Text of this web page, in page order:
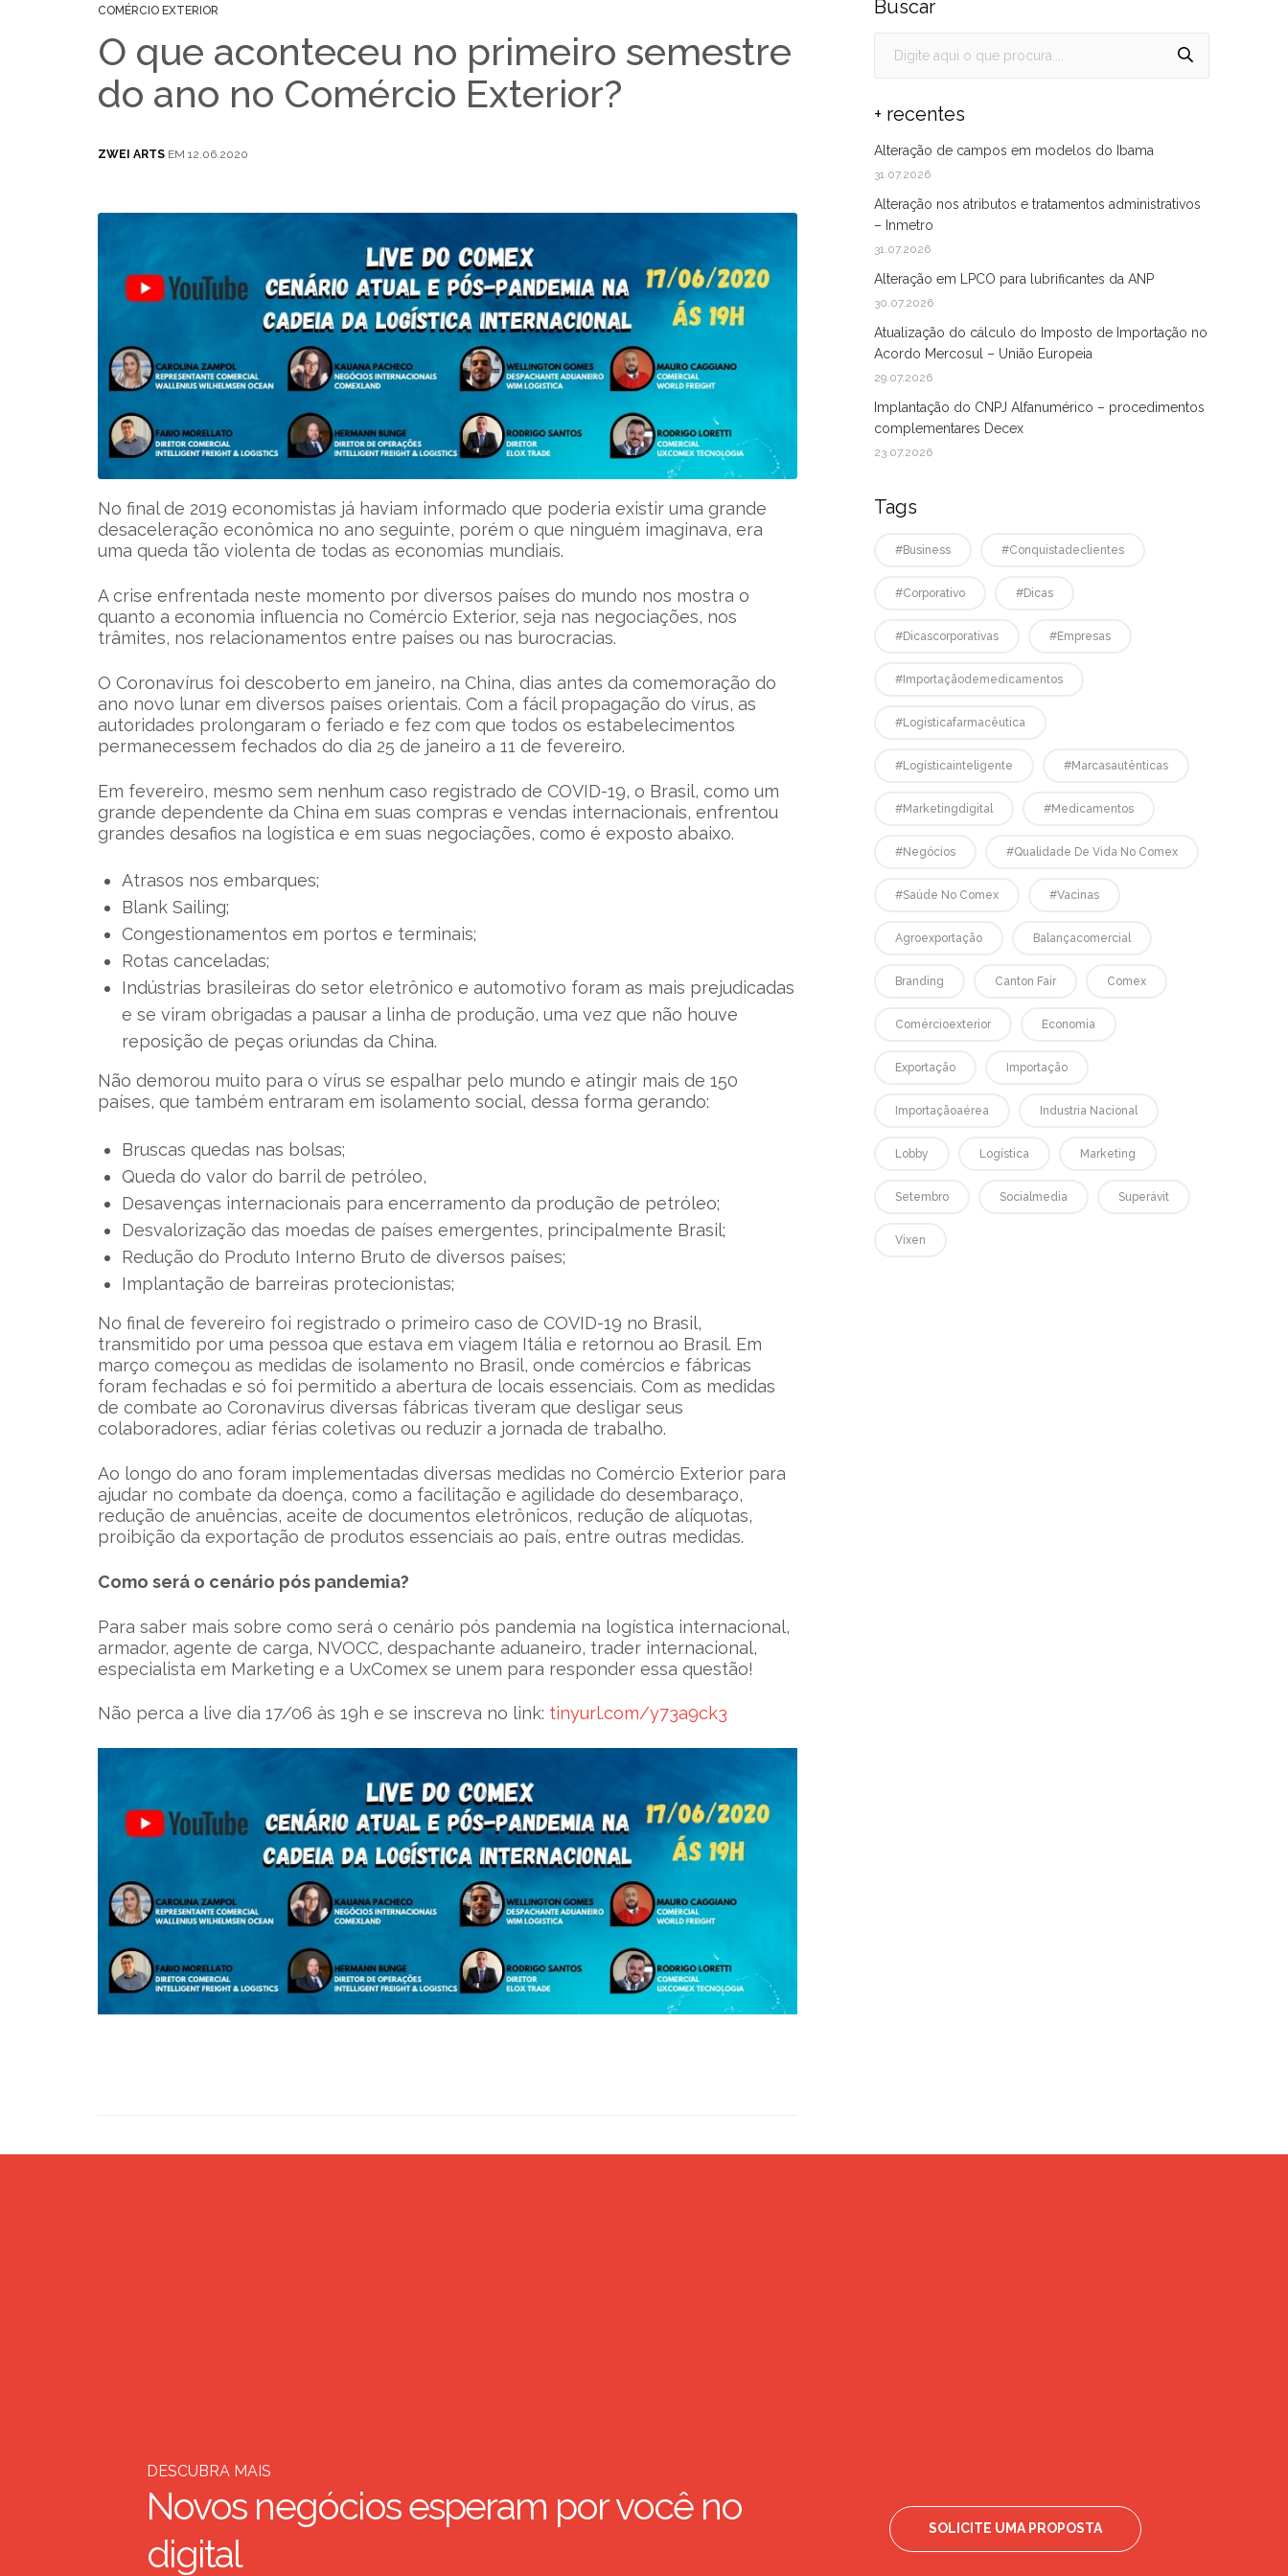
COMÉRCIO EXTERIOR
O que aconteceu no primeiro semestre
do ano no Comércio Exterior?
ZWEI ARTS EM 12.06.2020
No final de 2019 economistas já haviam informado que poderia existir uma grande
desaceleração econômica no ano seguinte, porém o que ninguém imaginava, era
uma queda tão violenta de todas as economias mundiais.
A crise enfrentada neste momento por diversos países do mundo nos mostra o
quanto a economia influencia no Comércio Exterior, seja nas negociações, nos
trâmites, nos relacionamentos entre países ou nas burocracias.
O Coronavírus foi descoberto em janeiro, na China, dias antes da comemoração do
ano novo lunar em diversos países orientais. Com a fácil propagação do vírus, as
autoridades prolongaram o feriado e fez com que todos os estabelecimentos
permanecessem fechados do dia 25 de janeiro a 11 de fevereiro.
Em fevereiro, mesmo sem nenhum caso registrado de COVID-19, o Brasil, como um
grande dependente da China em suas compras e vendas internacionais, enfrentou
grandes desafios na logística e em suas negociações, como é exposto abaixo.
Atrasos nos embarques;
Blank Sailing;
Congestionamentos em portos e terminais;
Rotas canceladas;
Indústrias brasileiras do setor eletrônico e automotivo foram as mais prejudicadas
e se viram obrigadas a pausar a linha de produção, uma vez que não houve
reposição de peças oriundas da China.
Não demorou muito para o vírus se espalhar pelo mundo e atingir mais de 150
países, que também entraram em isolamento social, dessa forma gerando:
Bruscas quedas nas bolsas;
Queda do valor do barril de petróleo,
Desavenças internacionais para encerramento da produção de petróleo;
Desvalorização das moedas de países emergentes, principalmente Brasil;
Redução do Produto Interno Bruto de diversos países;
Implantação de barreiras protecionistas;
No final de fevereiro foi registrado o primeiro caso de COVID-19 no Brasil,
transmitido por uma pessoa que estava em viagem Itália e retornou ao Brasil. Em
março começou as medidas de isolamento no Brasil, onde comércios e fábricas
foram fechadas e só foi permitido a abertura de locais essenciais. Com as medidas
de combate ao Coronavírus diversas fábricas tiveram que desligar seus
colaboradores, adiar férias coletivas ou reduzir a jornada de trabalho.
Ao longo do ano foram implementadas diversas medidas no Comércio Exterior para
ajudar no combate da doença, como a facilitação e agilidade do desembaraço,
redução de anuências, aceite de documentos eletrônicos, redução de alíquotas,
proibição da exportação de produtos essenciais ao país, entre outras medidas.
Como será o cenário pós pandemia?
Para saber mais sobre como será o cenário pós pandemia na logística internacional,
armador, agente de carga, NVOCC, despachante aduaneiro, trader internacional,
especialista em Marketing e a UxComex se unem para responder essa questão!
Não perca a live dia 17/06 às 19h e se inscreva no link: tinyurl.com/y73a9ck3
Buscar
+ recentes
Alteração de campos em modelos do Ibama
31.07.2026
Alteração nos atributos e tratamentos administrativos
– Inmetro
31.07.2026
Alteração em LPCO para lubrificantes da ANP
30.07.2026
Atualização do cálculo do Imposto de Importação no
Acordo Mercosul – União Europeia
29.07.2026
Implantação do CNPJ Alfanumérico – procedimentos
complementares Decex
23.07.2026
Tags
#business #conquistadeclientes
#corporativo #dicas
#dicascorporativas #empresas
#Importaçãodemedicamentos
#logísticafarmacêutica
#logísticainteligente #marcasautênticas
#marketingdigital #medicamentos
#negócios #qualidade De Vida No Comex
#saúde No Comex #vacinas
Agroexportação Balançacomercial
Branding Canton Fair Comex
Comércioexterior Economia
Exportação Importação
Importaçãoaérea Industria Nacional
Lobby Logística Marketing
Setembro Socialmedia Superávit
Vixen
DESCUBRA MAIS
Novos negócios esperam por você no
digital
SOLICITE UMA PROPOSTA